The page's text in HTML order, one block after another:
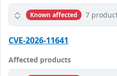
Known affected 7
CVE-2026-11641
Affected products